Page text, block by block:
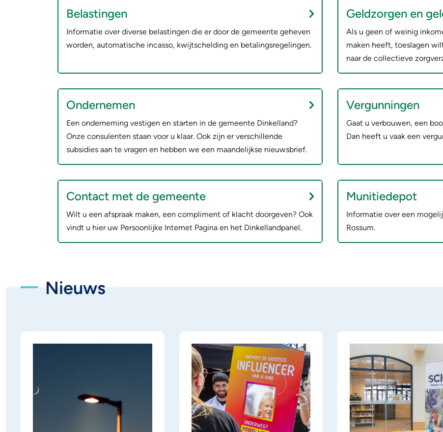
Belastingen
Informatie over diverse belastingen die er door de gemeente geheven
worden, automatische incasso, kwijtschelding en betalingsregelingen.
Geldzorgen en
Als u geen of weinig
maken heeft, toeslagen
naar de collectieve
Ondernemen
Een onderneming vestigen en starten in de gemeente Dinkelland?
Onze consulenten staan voor u klaar. Ook zijn er verschillende
subsidies aan te vragen en hebben we een maandelijkse nieuwsbrief.
Vergunningen
Gaat u verbouwen, een
Dan heeft u vaak een
Contact met de gemeente
Wilt u een afspraak maken, een compliment of klacht doorgeven? Ook
vindt u hier uw Persoonlijke Internet Pagina en het Dinkellandpanel.
Munitiedepot
Informatie over een
Rossum.
Nieuws